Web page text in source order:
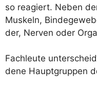
so reagiert. Neben
Mus­keln,
der, Ner­ven oder
Fach­leu­te
de­ne Haupt­grup­pen